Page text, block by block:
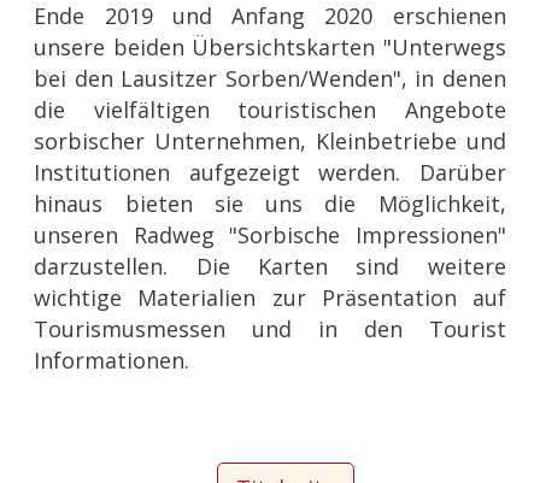
Ende 2019 und Anfang 2020 erschienen
unsere beiden Übersichtskarten "Unterwegs
bei den Lausitzer Sorben/Wenden", in denen
die vielfältigen touristischen Angebote
sorbischer Unternehmen, Kleinbetriebe und
Institutionen aufgezeigt werden. Darüber
hinaus bieten sie uns die Möglichkeit,
unseren Radweg "Sorbische Impressionen"
darzustellen. Die Karten sind weitere
wichtige Materialien zur Präsentation auf
Tourismusmessen und in den Tourist
Informationen.